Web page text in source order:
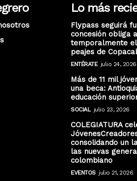
Lo más
Flypass seguirá
concesión obliga
temporalmente
peajes de
ENTÉRATE julio 24, 2026
Más de 11 mil
una beca:
educación
SOCIAL julio 23, 2026
COLEGIATURA
consolidando un
las nuevas
colombiano
EVENTOS julio 21, 2026